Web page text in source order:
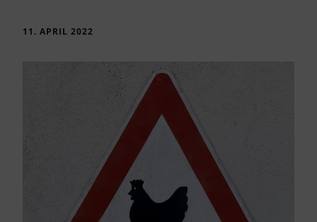
11. APRIL 2022